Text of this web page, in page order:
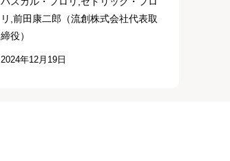
リ,前田康二郎（流創株式会社代表取
締役）
2024年12月19日